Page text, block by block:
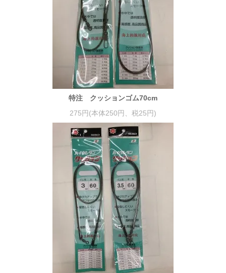
特注 クッションゴム70cm
275円(本体250円、税25円)